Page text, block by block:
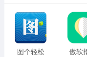
图个轻松
傲软